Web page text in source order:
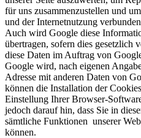
für uns zusammenzustellen und
und der Internetnutzung
Auch wird Google diese
übertragen, sofern dies gesetzlich
diese Daten im Auftrag von
Google wird, nach eigenen
Adresse mit anderen Daten von
können die Installation der
Einstellung Ihrer Browser-
jedoch darauf hin, dass Sie in
sämtliche Funktionen unserer
können.